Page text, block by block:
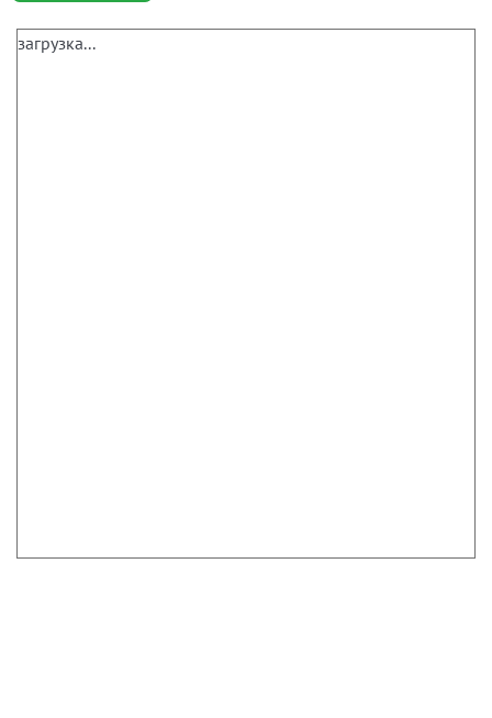
загрузка...